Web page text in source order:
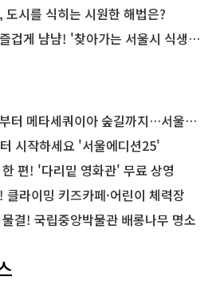
도시를 식히는 시원한 해법은?
냠냠! '찾아가는 서울시 식생활 교육' 현장
타세쿼이아 숲길까지…서울둘레길 15코스
시작하세요 '서울에디션25'
편! '다리밑 영화관' 무료 상영
라이밍 키즈카페·어린이 체력장
결! 국립중앙박물관 배롱나무 명소